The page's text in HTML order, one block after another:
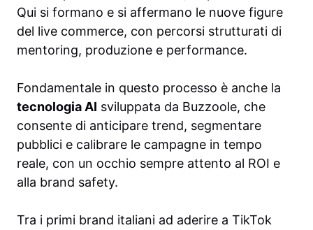
Qui si formano e si affermano le nuove figure
del live commerce, con percorsi strutturati di
mentoring, produzione e performance.
Fondamentale in questo processo è anche la
tecnologia AI sviluppata da Buzzoole, che
consente di anticipare trend, segmentare
pubblici e calibrare le campagne in tempo
reale, con un occhio sempre attento al ROI e
alla brand safety.
Tra i primi brand italiani ad aderire a TikTok